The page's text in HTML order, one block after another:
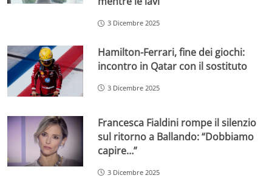
3 Dicembre 2025
Hamilton-Ferrari, fine dei giochi:
incontro in Qatar con il sostituto
3 Dicembre 2025
Francesca Fialdini rompe il silenzio
sul ritorno a Ballando: “Dobbiamo
capire…”
3 Dicembre 2025